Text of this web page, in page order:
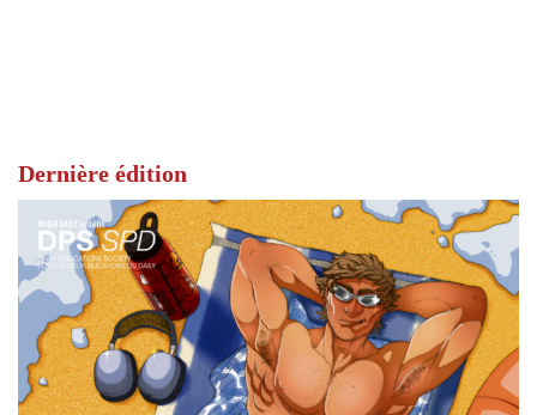
Dernière édition